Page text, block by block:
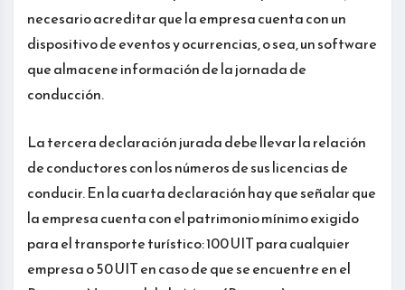
necesario acreditar que la empresa cuenta con un
dispositivo de eventos y ocurrencias, o sea, un software
que almacene información de la jornada de
conducción.
La tercera declaración jurada debe llevar la relación
de conductores con los números de sus licencias de
conducir. En la cuarta declaración hay que señalar que
la empresa cuenta con el patrimonio mínimo exigido
para el transporte turístico: 100 UIT para cualquier
empresa o 50 UIT en caso de que se encuentre en el